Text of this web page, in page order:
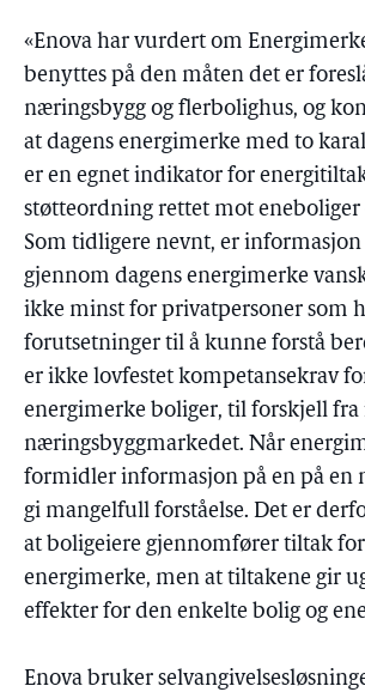
«Enova har vurdert om
benyttes på den måten det er
næringsbygg og flerbolighus, og
at dagens energimerke med to
er en egnet indikator for
støtteordning rettet mot eneboliger
Som tidligere nevnt, er
gjennom dagens energimerke
ikke minst for privatpersoner som
forutsetninger til å kunne forstå
er ikke lovfestet kompetansekrav
energimerke boliger, til forskjell fra
næringsbyggmarkedet. Når
formidler informasjon på en på en
gi mangelfull forståelse. Det er
at boligeiere gjennomfører tiltak
energimerke, men at tiltakene gir
effekter for den enkelte bolig og
Enova bruker